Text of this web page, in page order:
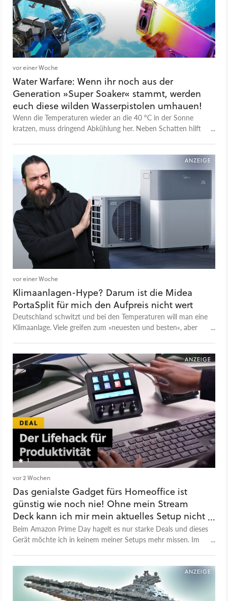
vor einer Woche
Water Warfare: Wenn ihr noch aus der
Generation »Super Soaker« stammt, werden
euch diese wilden Wasserpistolen umhauen!
Wenn die Temperaturen wieder an die 40 °C in der Sonne
kratzen, muss dringend Abkühlung her. Neben Schatten hilft
vor einer Woche
Klimaanlagen-Hype? Darum ist die Midea
PortaSplit für mich den Aufpreis nicht wert
Deutschland schwitzt und bei den Temperaturen will man eine
Klimaanlage. Viele greifen zum »neuesten und besten«, aber
1
vor 2 Wochen
Das genialste Gadget fürs Homeoffice ist
günstig wie noch nie! Ohne mein Stream
Deck kann ich mir mein aktuelles Setup nicht
mehr vorstellen
Beim Amazon Prime Day hagelt es nur starke Deals und dieses
Gerät möchte ich in keinem meiner Setups mehr missen. Im
Tiefstpreis!